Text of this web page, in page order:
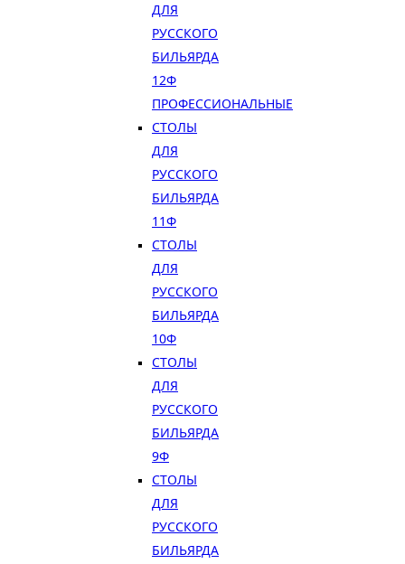
ДЛЯ
РУССКОГО
БИЛЬЯРДА
12Ф
ПРОФЕССИОНАЛЬНЫЕ
СТОЛЫ
ДЛЯ
РУССКОГО
БИЛЬЯРДА
11Ф
СТОЛЫ
ДЛЯ
РУССКОГО
БИЛЬЯРДА
10Ф
СТОЛЫ
ДЛЯ
РУССКОГО
БИЛЬЯРДА
9Ф
СТОЛЫ
ДЛЯ
РУССКОГО
БИЛЬЯРДА